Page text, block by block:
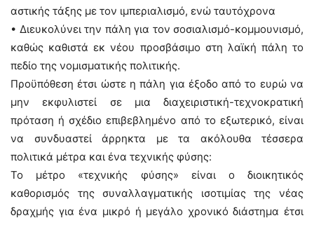
αστικής τάξης με τον ιμπεριαλισμό, ενώ ταυτόχρονα
• Διευκολύνει την πάλη για τον σοσιαλισμό-κομμουνισμό,
καθώς καθιστά εκ νέου προσβάσιμο στη λαϊκή πάλη το
πεδίο της νομισματικής πολιτικής.
Προϋπόθεση έτσι ώστε η πάλη για έξοδο από το ευρώ να
μην εκφυλιστεί σε μια διαχειριστική-τεχνοκρατική
πρόταση ή σχέδιο επιβεβλημένο από το εξωτερικό, είναι
να συνδυαστεί άρρηκτα με τα ακόλουθα τέσσερα
πολιτικά μέτρα και ένα τεχνικής φύσης:
Το μέτρο «τεχνικής φύσης» είναι ο διοικητικός
καθορισμός της συναλλαγματικής ισοτιμίας της νέας
δραχμής για ένα μικρό ή μεγάλο χρονικό διάστημα έτσι